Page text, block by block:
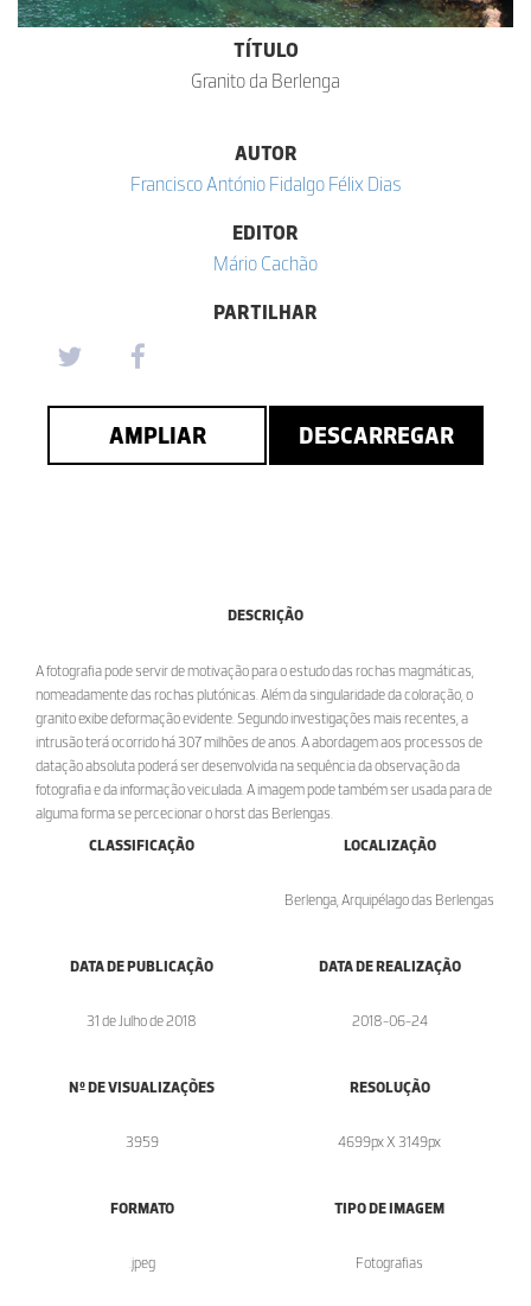
TÍTULO
Granito da Berlenga
AUTOR
Francisco António Fidalgo Félix Dias
EDITOR
Mário Cachão
PARTILHAR
AMPLIAR DESCARREGAR
DESCRIÇÃO
A fotografia pode servir de motivação para o estudo das rochas magmáticas,
nomeadamente das rochas plutónicas. Além da singularidade da coloração, o
granito exibe deformação evidente. Segundo investigações mais recentes, a
intrusão terá ocorrido há 307 milhões de anos. A abordagem aos processos de
datação absoluta poderá ser desenvolvida na sequência da observação da
fotografia e da informação veiculada. A imagem pode também ser usada para de
alguma forma se percecionar o horst das Berlengas.
CLASSIFICAÇÃO
LOCALIZAÇÃO
Berlenga, Arquipélago das Berlengas
DATA DE PUBLICAÇÃO
31 de Julho de 2018
DATA DE REALIZAÇÃO
2018-06-24
Nº DE VISUALIZAÇÕES
3959
RESOLUÇÃO
4699px X 3149px
FORMATO
.jpeg
TIPO DE IMAGEM
Fotografias